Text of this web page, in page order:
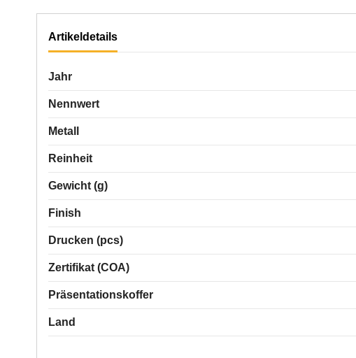
Artikeldetails
Jahr
Nennwert
Metall
Reinheit
Gewicht (g)
Finish
Drucken (pcs)
Zertifikat (COA)
Präsentationskoffer
Land